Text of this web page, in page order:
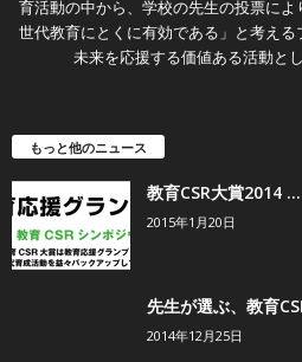
育活動の中から、学校の先生の投票に
世代教育にとくに有効である」と考え
未来を応援する価値ある活動と
もっと他のニュース
教育CSR大賞2014 ...
2015年1月20日
先生が選ぶ、教育
2014年12月25日